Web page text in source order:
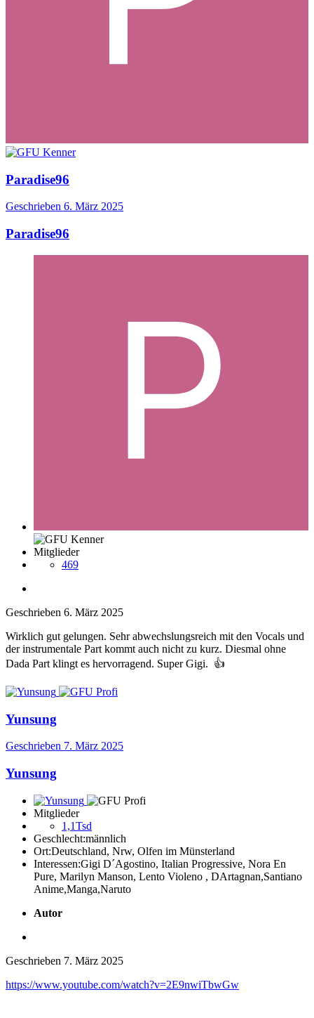
Paradise96
Geschrieben 6. März 2025
Paradise96
Mitglieder
469
Geschrieben 6. März 2025
Wirklich gut gelungen. Sehr abwechslungsreich mit den Vocals und
der instrumentale Part kommt auch nicht zu kurz. Diesmal ohne
Dada Part klingt es hervorragend. Super Gigi. 👍
Yunsung
Geschrieben 7. März 2025
Yunsung
Mitglieder
1,1Tsd
Geschlecht:männlich
Ort:Deutschland, Nrw, Olfen im Münsterland
Interessen:Gigi D´Agostino, Italian Progressive, Nora En
Pure, Marilyn Manson, Lento Violeno , DArtagnan,Santiano
Anime,Manga,Naruto
Autor
Geschrieben 7. März 2025
https://www.youtube.com/watch?v=2E9nwiTbwGw